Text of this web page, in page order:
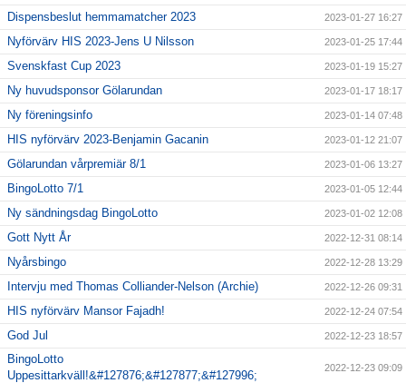
Dispensbeslut hemmamatcher 2023 2023-01-27 16:27
Nyförvärv HIS 2023-Jens U Nilsson 2023-01-25 17:44
Svenskfast Cup 2023 2023-01-19 15:27
Ny huvudsponsor Gölarundan 2023-01-17 18:17
Ny föreningsinfo 2023-01-14 07:48
HIS nyförvärv 2023-Benjamin Gacanin 2023-01-12 21:07
Gölarundan vårpremiär 8/1 2023-01-06 13:27
BingoLotto 7/1 2023-01-05 12:44
Ny sändningsdag BingoLotto 2023-01-02 12:08
Gott Nytt År 2022-12-31 08:14
Nyårsbingo 2022-12-28 13:29
Intervju med Thomas Colliander-Nelson (Archie) 2022-12-26 09:31
HIS nyförvärv Mansor Fajadh! 2022-12-24 07:54
God Jul 2022-12-23 18:57
BingoLotto
Uppesittarkväll!&#127876;&#127877;&#127996;
2022-12-23 09:09